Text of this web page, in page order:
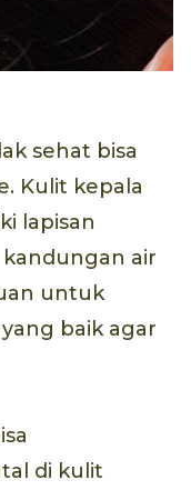
sehat bisa
Kulit kepala
lapisan
air
untuk
baik agar
di kulit